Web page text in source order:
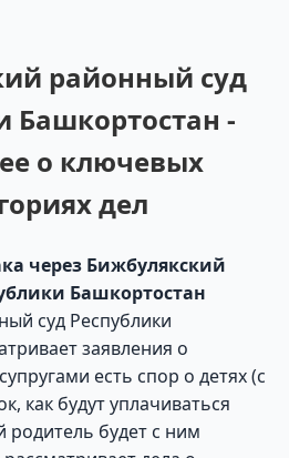
районный суд
Башкортостан -
о ключевых
дел
через Бижбулякский
Башкортостан
суд Республики
заявления о
есть спор о детях (с
как будут уплачиваться
родитель будет с ним